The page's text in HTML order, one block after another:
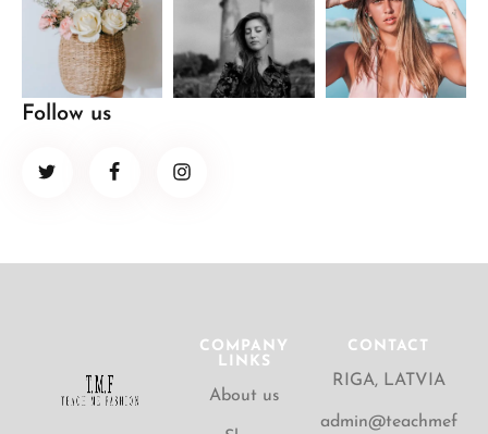
Follow us
COMPANY
LINKS
About us
CONTACT
RIGA, LATVIA
admin@teachmef